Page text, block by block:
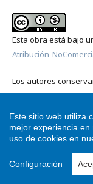
Esta obra está bajo
Atribución-
Los autores
revista el derecho
Reconocimiento No
4.0) . La comunidad
redistribuir el
remezclar,
Este sitio web utiliza
mejor experiencia en
uso de cookies en
Configuración